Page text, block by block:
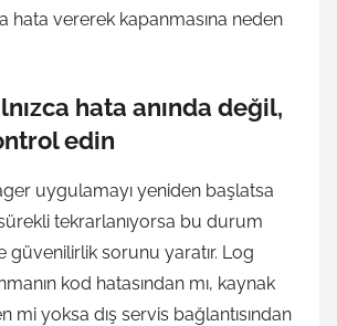
hata vererek kapanmasına neden
hata anında değil,
edin
uygulamayı yeniden başlatsa
tekrarlanıyorsa bu durum
güvenilirlik sorunu yaratır. Log
kod hatasından mı, kaynak
mi yoksa dış servis bağlantısından